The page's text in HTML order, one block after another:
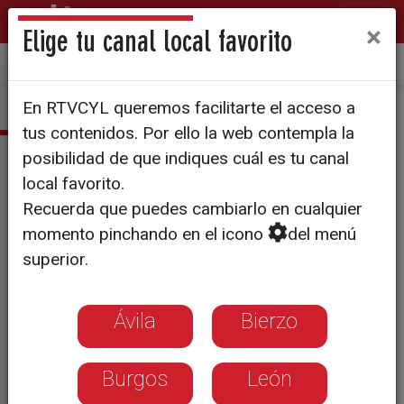
Galería de imágenes
Concurso de fotografías de Navidad
2018
Ganador viaje a Canarias:
1.Juan Álvarez Hernández de Valladolid.
Elige tu canal local favorito ×
En RTVCYL queremos facilitarte el acceso a
tus contenidos. Por ello la web contempla la
posibilidad de que indiques cuál es tu canal
local favorito.
Recuerda que puedes cambiarlo en cualquier
momento pinchando en el icono
del menú
superior.
Ávila Bierzo
Burgos León